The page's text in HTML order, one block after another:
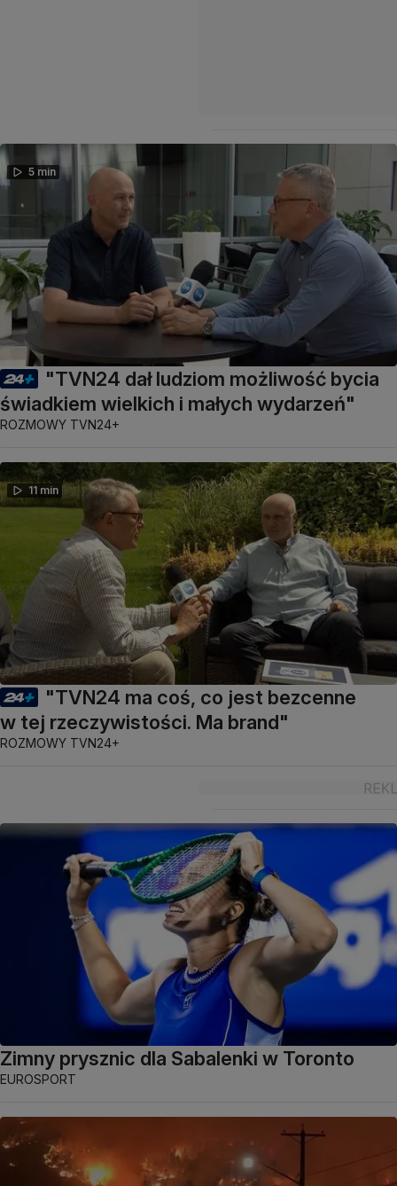
5 min
"TVN24 dał ludziom możliwość bycia
świadkiem wielkich i małych wydarzeń"
ROZMOWY TVN24+
11 min
"TVN24 ma coś, co jest bezcenne
w tej rzeczywistości. Ma brand"
ROZMOWY TVN24+
Zimny prysznic dla Sabalenki w Toronto
EUROSPORT